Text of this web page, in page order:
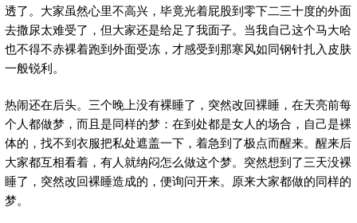
透了。大家虽然心里不高兴，毕竟光着屁股到零下二三十度的外面
去撒尿太难受了，但大家还是给足了我面子。当我自己这个马大哈
也不得不赤裸着跑到外面受冻，才感受到那寒风如同钢针扎入皮肤
一般锐利。
热闹还在后头。三个晚上没有裸睡了，突然改回裸睡，在天亮前每
个人都做梦，而且是同样的梦：在到处都是女人的场合，自己是裸
体的，找不到衣服把私处遮盖一下，着急到了极点而醒来。醒来后
大家都互相看着，有人就纳闷怎么做这个梦。突然想到了三天没裸
睡了，突然改回裸睡造成的，便询问开来。原来大家都做的同样的
梦。